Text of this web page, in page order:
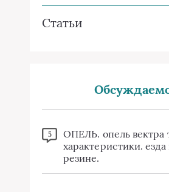
Статьи
5
ОПЕЛЬ. опель вектра
характеристики.
резине.